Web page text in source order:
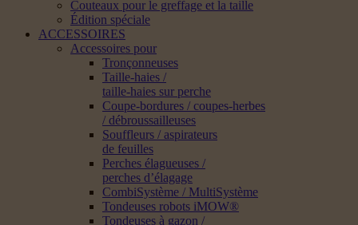
Couteaux pour le greffage et la taille
Édition spéciale
ACCESSOIRES
Accessoires pour
Tronçonneuses
Taille-haies /
taille-haies sur perche
Coupe-bordures / coupes-herbes
/ débroussailleuses
Souffleurs / aspirateurs
de feuilles
Perches élagueuses /
perches d’élagage
CombiSystème / MultiSystème
Tondeuses robots iMOW®
Tondeuses à gazon /